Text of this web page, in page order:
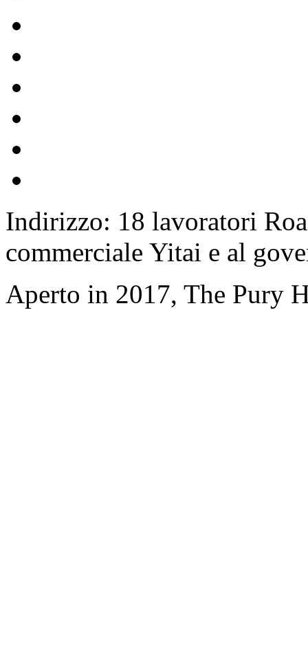
Indirizzo: 18 lavoratori
commerciale Yitai e al
Aperto in 2017, The Pury